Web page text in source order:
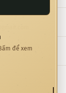
để xem